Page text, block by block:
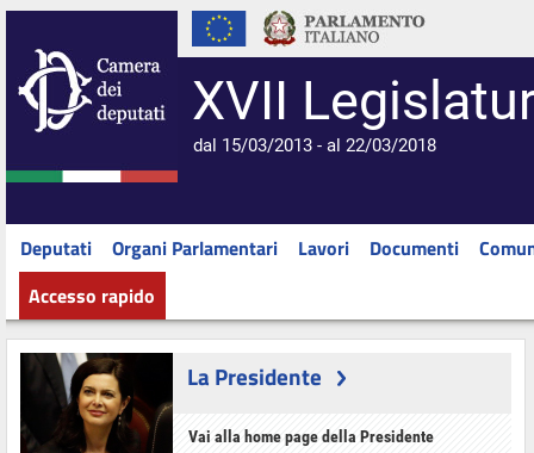
XVII
dal 15/03/2013 - al 22/03/2018
Deputati Organi Parlamentari Lavori Documenti
Accesso rapido
La Presidente
Vai alla home page della Presidente